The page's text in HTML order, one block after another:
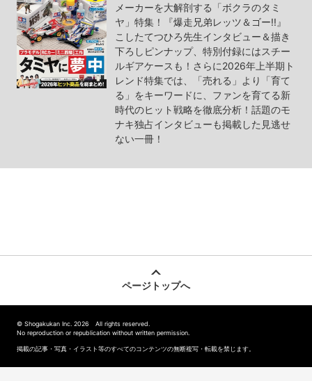
メーカーを大解剖する「ボクラのタミ
ヤ」特集！『爆走兄弟レッツ＆ゴー!!』
こしたてつひろ先生インタビュー＆描き
下ろしピンナップ、特別付録にはスチー
ルギアケースも！さらに2026年上半期ト
レンド特集では、「売れる」より「育て
る」をキーワードに、ファンを育てる新
時代のヒット戦略を徹底分析！話題のモ
ナキ独占インタビューも掲載した見逃せ
ない一冊！
ページトップへ
© Shogakukan Inc. 2026 All rights reserved.
No reproduction or republication without written permission.
掲載の記事・写真・イラスト等のすべてのコンテンツの無断複写・転載を禁じます。